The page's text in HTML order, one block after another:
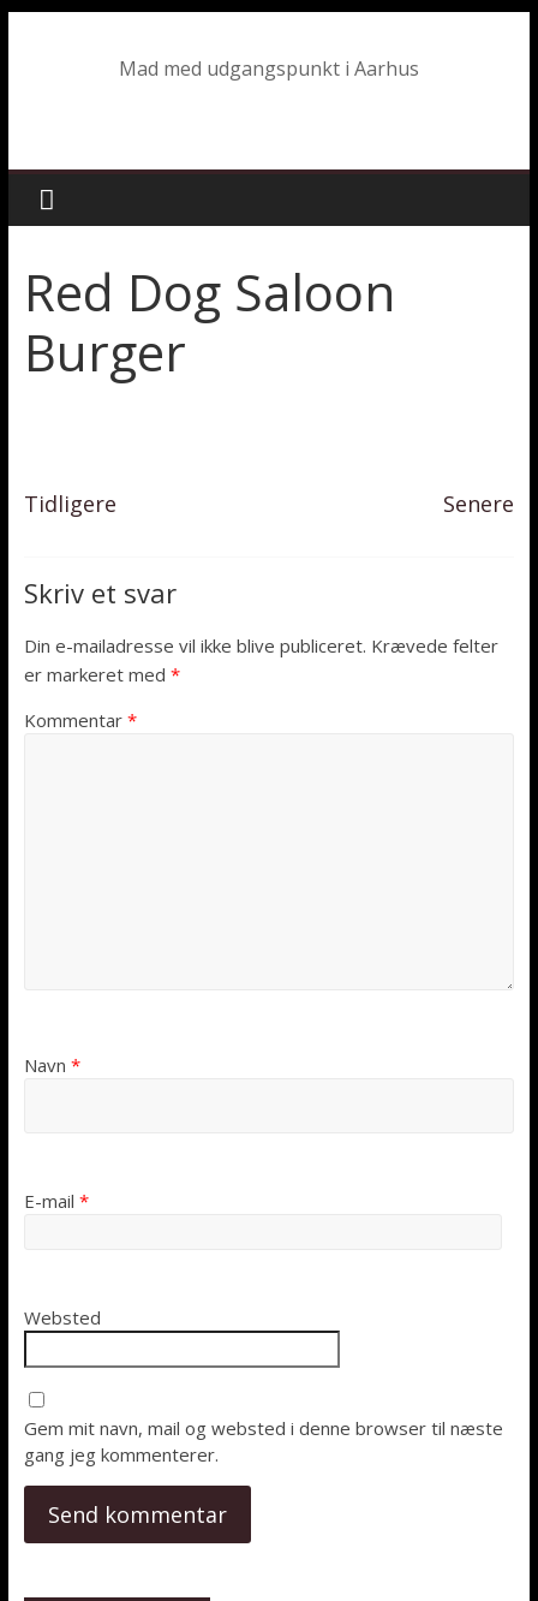
Mad med udgangspunkt i Aarhus
Red Dog Saloon
Burger
Tidligere Senere
Skriv et svar
Din e-mailadresse vil ikke blive publiceret. Krævede felter
er markeret med *
Kommentar *
Navn *
E-mail *
Websted
Gem mit navn, mail og websted i denne browser til næste
gang jeg kommenterer.